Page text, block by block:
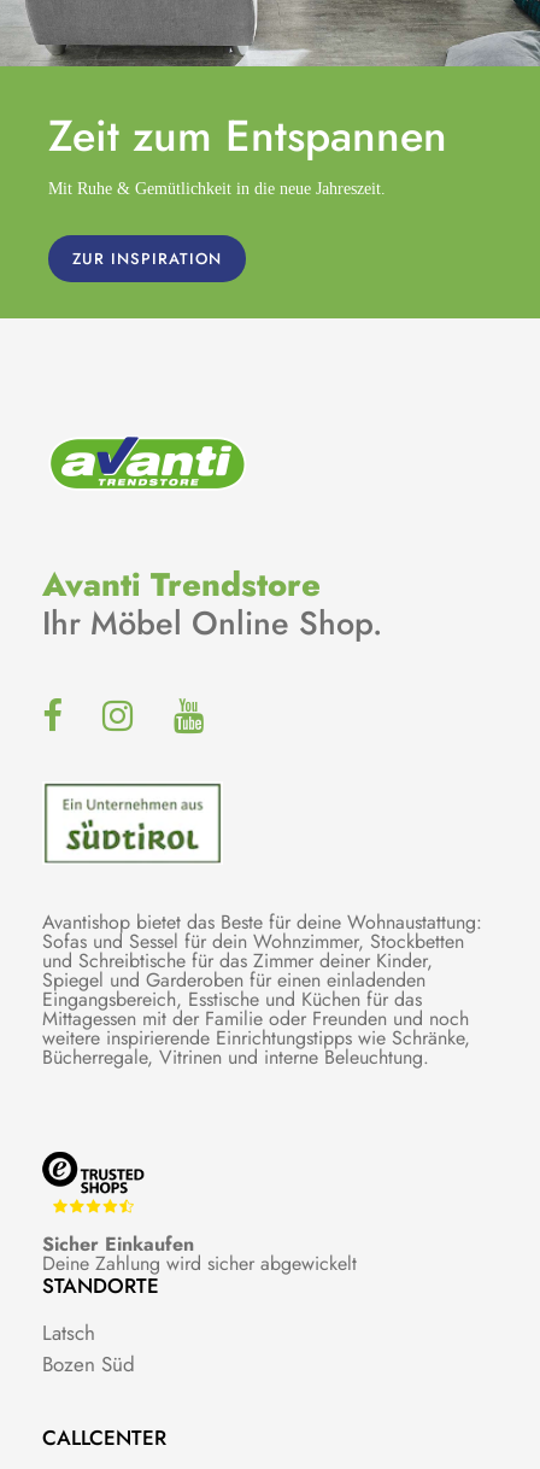
Zeit zum Entspannen
Mit Ruhe & Gemütlichkeit in die neue Jahreszeit.
ZUR INSPIRATION
Avanti Trendstore
Ihr Möbel Online Shop.
Avantishop bietet das Beste für deine Wohnaustattung:
Sofas und Sessel für dein Wohnzimmer, Stockbetten
und Schreibtische für das Zimmer deiner Kinder,
Spiegel und Garderoben für einen einladenden
Eingangsbereich, Esstische und Küchen für das
Mittagessen mit der Familie oder Freunden und noch
weitere inspirierende Einrichtungstipps wie Schränke,
Bücherregale, Vitrinen und interne Beleuchtung.
Sicher Einkaufen
Deine Zahlung wird sicher abgewickelt
STANDORTE
Latsch
Bozen Süd
CALLCENTER